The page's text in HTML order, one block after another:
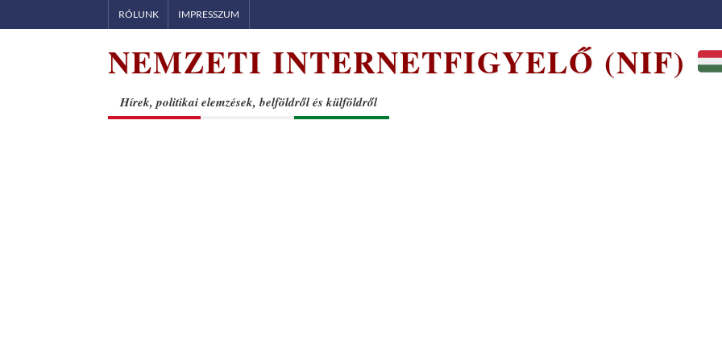
to
RÓLUNK IMPRESSZUM
NEMZETI INTERNETFIGYELŐ (NIF)
Hírek, politikai elemzések, belföldről és külföldről